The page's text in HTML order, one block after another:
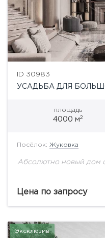
ID 30983
УСАДЬБА ДЛЯ
площадь
4000 м2
Посёлок: Жуковка
Абсолютно новый дом
Цена по запросу
Эксклюзив